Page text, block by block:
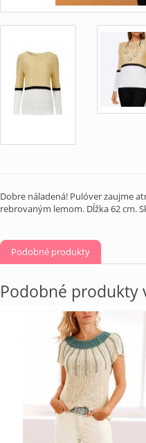
Dobre náladená! Pulóver zaujme
rebrovaným lemom. Dĺžka 62 cm.
Podobné produkty
Podobné produkty